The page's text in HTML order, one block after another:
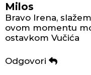
Milos
Bravo Irena,
ovom momentu
ostavkom Vučića
Odgovori